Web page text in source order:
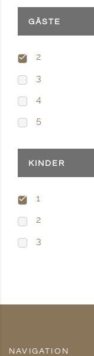
GÄSTE
2
3
4
5
KINDER
1
2
3
NAVIGATION